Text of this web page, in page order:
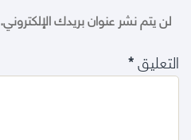
لن يتم نشر عنوان بريدك الإلكتروني.
التعليق*